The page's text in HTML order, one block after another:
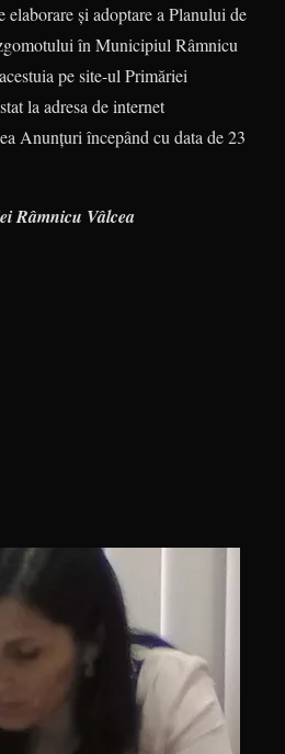
elaborare și adoptare a Planului de
în Municipiul Râmnicu
pe site-ul Primăriei
la adresa de internet
Anunțuri începând cu data de 23
Râmnicu Vâlcea